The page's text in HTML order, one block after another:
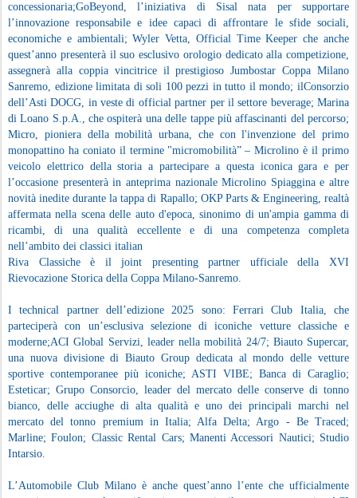
concessionaria;GoBeyond, l’iniziativa di Sisal nata per supportare
l’innovazione responsabile e idee capaci di affrontare le sfide sociali,
economiche e ambientali; Wyler Vetta, Official Time Keeper che anche
quest’anno presenterà il suo esclusivo orologio dedicato alla competizione,
assegnerà alla coppia vincitrice il prestigioso Jumbostar Coppa Milano
Sanremo, edizione limitata di soli 100 pezzi in tutto il mondo; ilConsorzio
dell’Asti DOCG, in veste di official partner per il settore beverage; Marina
di Loano S.p.A., che ospiterà una delle tappe più affascinanti del percorso;
Micro, pioniera della mobilità urbana, che con l'invenzione del primo
monopattino ha coniato il termine "micromobilità” – Microlino è il primo
veicolo elettrico della storia a partecipare a questa iconica gara e per
l’occasione presenterà in anteprima nazionale Microlino Spiaggina e altre
novità inedite durante la tappa di Rapallo; OKP Parts & Engineering, realtà
affermata nella scena delle auto d'epoca, sinonimo di un'ampia gamma di
ricambi, di una qualità eccellente e di una competenza completa
nell’ambito dei classici italian
Riva Classiche è il joint presenting partner ufficiale della XVI
Rievocazione Storica della Coppa Milano-Sanremo.
I technical partner dell’edizione 2025 sono: Ferrari Club Italia, che
parteciperà con un’esclusiva selezione di iconiche vetture classiche e
moderne;ACI Global Servizi, leader nella mobilità 24/7; Biauto Supercar,
una nuova divisione di Biauto Group dedicata al mondo delle vetture
sportive contemporanee più iconiche; ASTI VIBE; Banca di Caraglio;
Esteticar; Grupo Consorcio, leader del mercato delle conserve di tonno
bianco, delle acciughe di alta qualità e uno dei principali marchi nel
mercato del tonno premium in Italia; Alfa Delta; Argo - Be Traced;
Marline; Foulon; Classic Rental Cars; Manenti Accessori Nautici; Studio
Intarsio.
L’Automobile Club Milano è anche quest’anno l’ente che ufficialmente